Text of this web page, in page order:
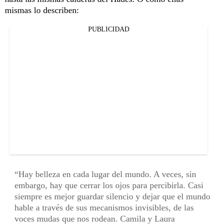
mismas lo describen:
PUBLICIDAD
Hay belleza en cada lugar del mundo. A veces, sin
embargo, hay que cerrar los ojos para percibirla. Casi
siempre es mejor guardar silencio y dejar que el mundo
hable a través de sus mecanismos invisibles, de las
voces mudas que nos rodean. Camila y Laura